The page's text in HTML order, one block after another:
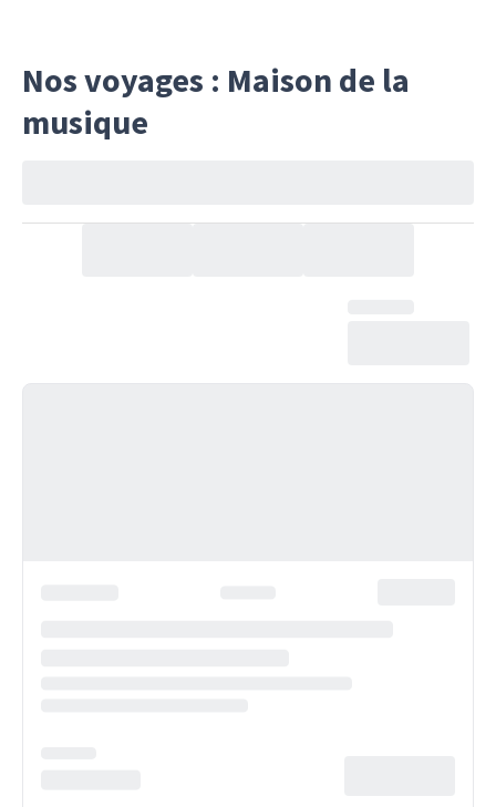
Nos voyages : Maison de la
musique